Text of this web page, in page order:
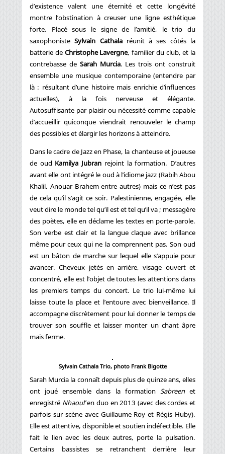
d’existence valent une éternité et cette longévité
montre l’obstination à creuser une ligne esthétique
forte. Placé sous le signe de l’amitié, le trio du
saxophonisteSylvain Cathalaréunit à ses côtés la
batterie de Christophe Lavergne, familier du club, et la
contrebasse de Sarah Murcia. Les trois ont construit
ensemble une musique contemporaine (entendre par
là : résultant d’une histoire mais enrichie d’influences
actuelles), à la fois nerveuse et élégante.
Autosuffisante par plaisir ou nécessité comme capable
d’accueillir quiconque viendrait renouveler le champ
des possibles et élargir les horizons à atteindre.
Dans le cadre de Jazz en Phase, la chanteuse et joueuse
de oud Kamilya Jubran rejoint la formation. D’autres
avant elle ont intégré le oud à l’idiome jazz (Rabih Abou
Khalil, Anouar Brahem entre autres) mais ce n’est pas
de cela qu’il s’agit ce soir. Palestinienne, engagée, elle
veut dire le monde tel qu’il est et tel qu’il va ; messagère
des poètes, elle en déclame les textes en porte-parole.
Son verbe est clair et la langue claque avec brillance
même pour ceux qui ne la comprennent pas. Son oud
est un bâton de marche sur lequel elle s’appuie pour
avancer. Cheveux jetés en arrière, visage ouvert et
concentré, elle est l’objet de toutes les attentions dans
les premiers temps du concert. Le trio lui-même lui
laisse toute la place et l’entoure avec bienveillance. Il
accompagne discrètement pour lui donner le temps de
trouver son souffle et laisser monter un chant âpre
mais ferme.
Sylvain Cathala Trio, photo Frank Bigotte
Sarah Murcia la connaît depuis plus de quinze ans, elles
ont joué ensemble dans la formation Sabreenet
enregistré Nhaoul’en duo en 2013 (avec des cordes et
parfois sur scène avec Guillaume Roy et Régis Huby).
Elle est attentive, disponible et soutien indéfectible. Elle
fait le lien avec les deux autres, porte la pulsation.
Certains bassistes se retranchent derrière leur